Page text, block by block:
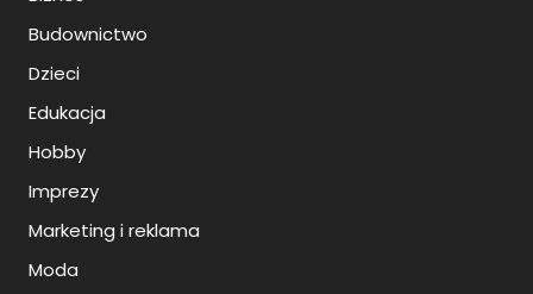
Budownictwo
Dzieci
Edukacja
Hobby
Imprezy
Marketing i reklama
Moda